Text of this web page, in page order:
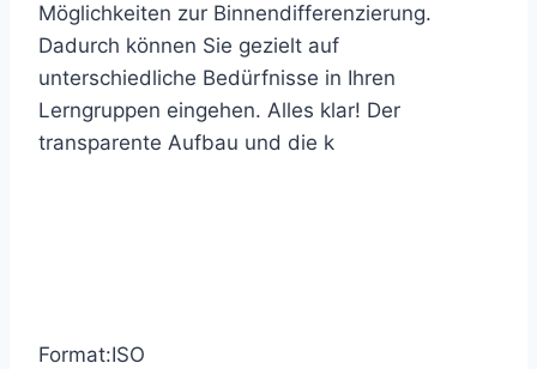
Möglichkeiten zur Binnendifferenzierung.
Dadurch können Sie gezielt auf
unterschiedliche Bedürfnisse in Ihren
Lerngruppen eingehen. Alles klar! Der
transparente Aufbau und die k
Format:ISO